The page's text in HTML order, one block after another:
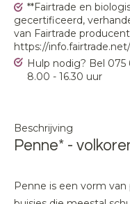
**Fairtrade en
gecertificeerd,
van Fairtrade
https://
Hulp nodig? Bel 075
8.00 - 16.30 uur
Beschrijving
Penne* -
Penne is een vorm